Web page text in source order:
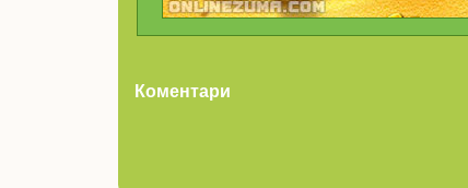
Коментари